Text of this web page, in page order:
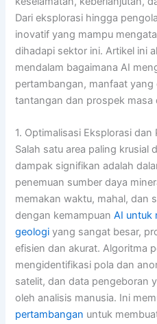
Dari eksplorasi hingga
inovatif yang mampu
dihadapi sektor ini. Artikel ini
mendalam bagaimana AI
pertambangan, manfaat
tantangan dan prospek masa
1. Optimalisasi Eksplorasi dan
Salah satu area paling krusial
dampak signifikan adalah
penemuan sumber daya
memakan waktu, mahal, dan
dengan kemampuanAI untuk
geologi yang sangat besar,
efisien dan akurat. Algoritma
mengidentifikasi pola dan
satelit, dan data pengeboran
oleh analisis manusia. Ini
pertambangan untuk